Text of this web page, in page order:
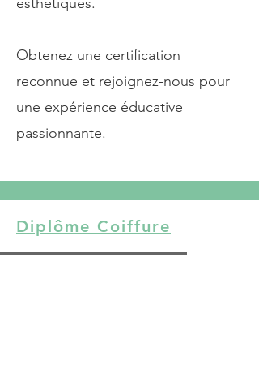
Obtenez une certification
reconnue et rejoignez-nous pour
une expérience éducative
passionnante.
Diplôme Coiffure